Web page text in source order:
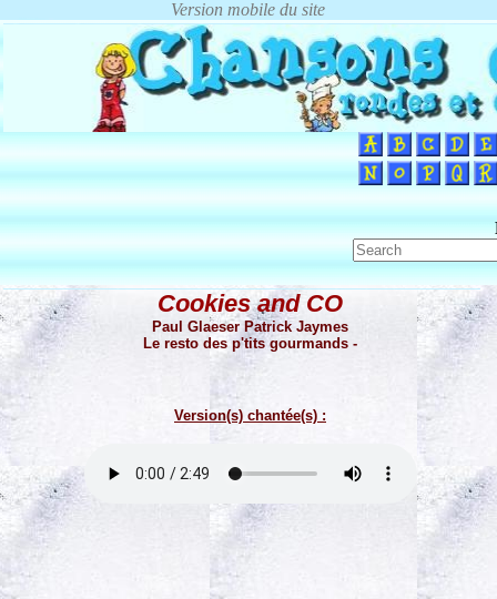
Cookies and CO
Paul Glaeser Patrick Jaymes
Le resto des p'tits gourmands -
Version(s) chantée(s) :